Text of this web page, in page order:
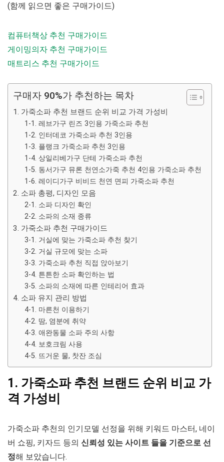
(함께 읽으면 좋은 구매가이드)
컴퓨터책상 추천 구매가이드
게이밍의자 추천 구매가이드
매트리스 추천 구매가이드
구매자 90%가 추천하는 목차
1. 가죽소파 추천 브랜드 순위 비교 가격 가성비
1-1. 레브가구 린즈 3인용 가죽소파 추천
1-2. 인터데코 가죽소파 추천 3인용
1-3. 플랭크 가죽소파 추천 3인용
1-4. 상일리베가구 단테 가죽소파 추천
1-5. 동서가구 뮤론 천연소가죽 추천 4인용 가죽소파 추천
1-6. 레이디가구 비비드 천연 면피 가죽소파 추천
2. 소파 총평, 디자인 모음
2-1. 소파 디자인 확인
2-2. 소파의 소재 종류
3. 가죽소파 추천 구매가이드
3-1. 거실에 맞는 가죽소파 추천 찾기
3-2. 거실 규모에 맞는 소파
3-3. 가죽소파 추천 직접 앉아보기
3-4. 튼튼한 소파 확인하는 법
3-5. 소파의 소재에 따른 인테리어 효과
4. 소파 유지 관리 방법
4-1. 마른천 이용하기
4-2. 땀, 염분에 취약
4-3. 애완동물 소파 주의 사항
4-4. 보호크림 사용
4-5. 뜨거운 물, 찻잔 조심
1. 가죽소파 추천 브랜드 순위 비교 가
격 가성비
가죽소파 추천의 인기모델 선정을 위해 키워드 마스터, 네이
버 쇼핑, 키자드 등의 신뢰성 있는 사이트 들을 기준으로 선
정해 보았습니다.